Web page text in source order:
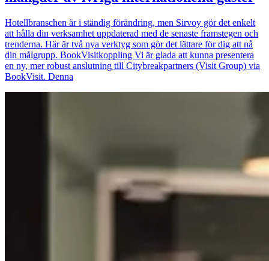
Hotellbranschen är i ständig förändring, men Sirvoy gör det enkelt
att hålla din verksamhet uppdaterad med de senaste framstegen och
trenderna. Här är två nya verktyg som gör det lättare för dig att nå
din målgrupp. BookVisitkoppling Vi är glada att kunna presentera
en ny, mer robust anslutning till Citybreakpartners (Visit Group) via
BookVisit. Denna